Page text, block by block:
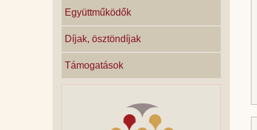
Együttműködők
Díjak, ösztöndíjak
Támogatások